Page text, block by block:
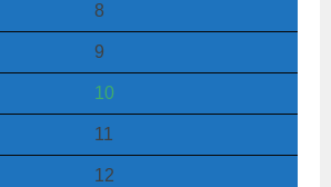
8
9
10
11
12